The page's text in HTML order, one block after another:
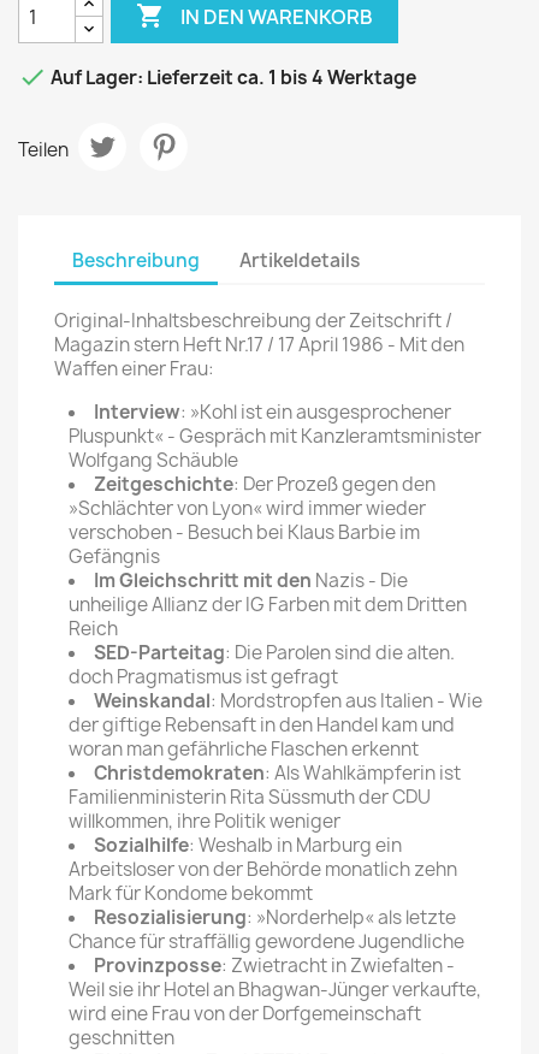
 IN DEN WARENKORB
 Auf Lager: Lieferzeit ca. 1 bis 4 Werktage
Teilen
Beschreibung Artikeldetails
Original-Inhaltsbeschreibung der Zeitschrift /
Magazin stern Heft Nr.17 / 17 April 1986 - Mit den
Waffen einer Frau:
Interview: »Kohl ist ein ausgesprochener
Pluspunkt« - Gespräch mit Kanzleramtsminister
Wolfgang Schäuble
Zeitgeschichte: Der Prozeß gegen den
»Schlächter von Lyon« wird immer wieder
verschoben - Besuch bei Klaus Barbie im
Gefängnis
Im Gleichschritt mit den Nazis - Die
unheilige Allianz der IG Farben mit dem Dritten
Reich
SED-Parteitag: Die Parolen sind die alten.
doch Pragmatismus ist gefragt
Weinskandal: Mordstropfen aus Italien - Wie
der giftige Rebensaft in den Handel kam und
woran man gefährliche Flaschen erkennt
Christdemokraten: Als Wahlkämpferin ist
Familienministerin Rita Süssmuth der CDU
willkommen, ihre Politik weniger
Sozialhilfe: Weshalb in Marburg ein
Arbeitsloser von der Behörde monatlich zehn
Mark für Kondome bekommt
Resozialisierung: »Norderhelp« als letzte
Chance für straffällig gewordene Jugendliche
Provinzposse: Zwietracht in Zwiefalten -
Weil sie ihr Hotel an Bhagwan-Jünger verkaufte,
wird eine Frau von der Dorfgemeinschaft
geschnitten